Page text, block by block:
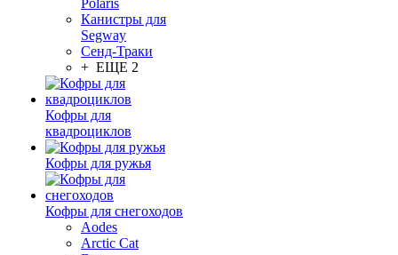
Polaris
Канистры для
Segway
Сенд-Траки
+ ЕЩЕ 2
Кофры для
квадроциклов
Кофры для ружья
Кофры для снегоходов
Aodes
Arctic Cat